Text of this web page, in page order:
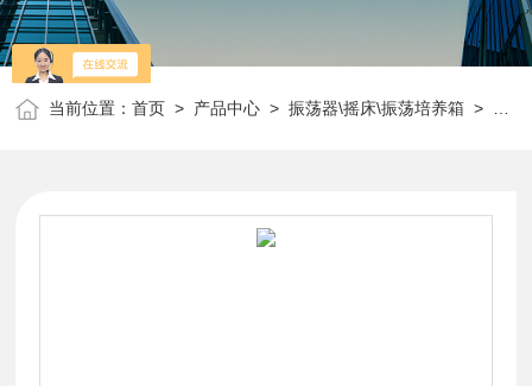
当前位置：首页 > 产品中心 >振荡器\摇床\振荡培养箱 >